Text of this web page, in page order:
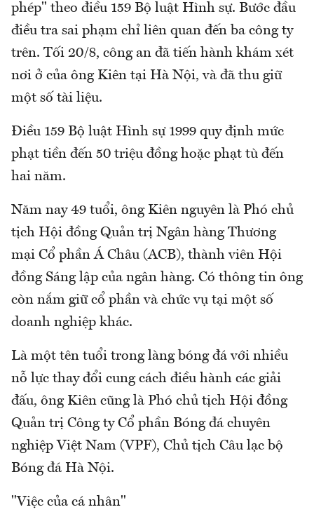
phép" theo điều 159 Bộ luật Hình sự. Bước đầu
điều tra sai phạm chỉ liên quan đến ba công ty
trên. Tối 20/8, công an đã tiến hành khám xét
nơi ở của ông Kiên tại Hà Nội, và đã thu giữ
một số tài liệu.
Điều 159 Bộ luật Hình sự 1999 quy định mức
phạt tiền đến 50 triệu đồng hoặc phạt tù đến
hai năm.
Năm nay 49 tuổi, ông Kiên nguyên là Phó chủ
tịch Hội đồng Quản trị Ngân hàng Thương
mại Cổ phần Á Châu (ACB), thành viên Hội
đồng Sáng lập của ngân hàng. Có thông tin ông
còn nắm giữ cổ phần và chức vụ tại một số
doanh nghiệp khác.
Là một tên tuổi trong làng bóng đá với nhiều
nỗ lực thay đổi cung cách điều hành các giải
đấu, ông Kiên cũng là Phó chủ tịch Hội đồng
Quản trị Công ty Cổ phần Bóng đá chuyên
nghiệp Việt Nam (VPF), Chủ tịch Câu lạc bộ
Bóng đá Hà Nội.
"Việc của cá nhân"